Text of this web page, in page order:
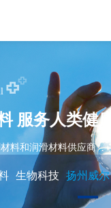
服务人类健康
料和润滑材料供应商
生物科技 扬州威尔